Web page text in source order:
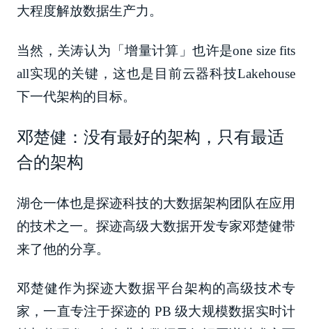
大程度解放数据生产力。
当然，关涛认为「增量计算」也许是one size fits
all实现的关键，这也是目前云器科技Lakehouse
下一代架构的目标。
邓楚健：没有最好的架构，只有最适
合的架构
湖仓一体也是探迹科技的大数据架构团队在应用
的技术之一。探迹高级大数据开发专家邓楚健带
来了他的分享。
邓楚健作为探迹大数据平台架构的高级技术专
家，一直专注于探迹的 PB 级大规模数据实时计